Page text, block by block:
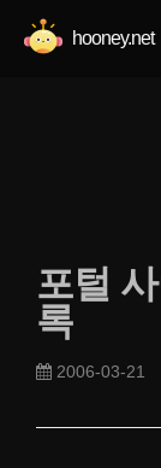
hooney.net
포털
록
2006-03-21